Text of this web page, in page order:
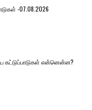
-07.08.2026
கட்டுப்பாடுகள் என்னென்ன?